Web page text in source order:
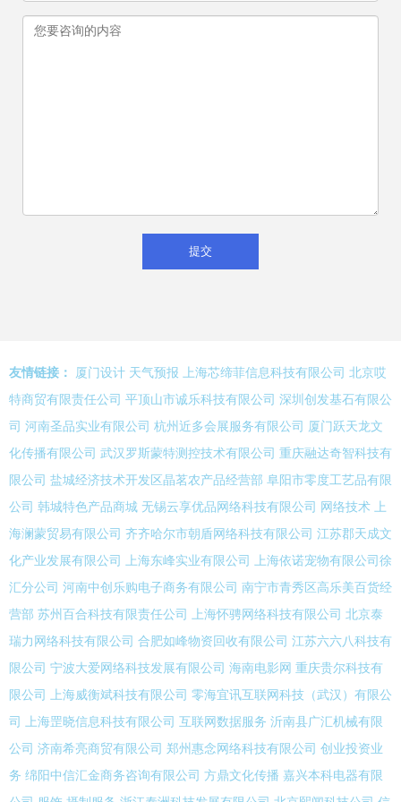
友情链接： 厦门设计 天气预报 上海芯缔菲信息科技有限公司 北京哎
特商贸有限责任公司 平顶山市诚乐科技有限公司 深圳创发基石有限公
司 河南圣品实业有限公司 杭州近多会展服务有限公司 厦门跃天龙文
化传播有限公司 武汉罗斯蒙特测控技术有限公司 重庆融达奇智科技有
限公司 盐城经济技术开发区晶茗农产品经营部 阜阳市零度工艺品有限
公司 韩城特色产品商城 无锡云享优品网络科技有限公司 网络技术 上
海澜蒙贸易有限公司 齐齐哈尔市朝盾网络科技有限公司 江苏郡天成文
化产业发展有限公司 上海东峰实业有限公司 上海依诺宠物有限公司徐
汇分公司 河南中创乐购电子商务有限公司 南宁市青秀区高乐美百货经
营部 苏州百合科技有限责任公司 上海怀骋网络科技有限公司 北京泰
瑞力网络科技有限公司 合肥如峰物资回收有限公司 江苏六六八科技有
限公司 宁波大爱网络科技发展有限公司 海南电影网 重庆贵尔科技有
限公司 上海威衡斌科技有限公司 零海宜讯互联网科技（武汉）有限公
司 上海罡晓信息科技有限公司 互联网数据服务 沂南县广汇机械有限
公司 济南希亮商贸有限公司 郑州惠念网络科技有限公司 创业投资业
务 绵阳中信汇金商务咨询有限公司 方鼎文化传播 嘉兴本科电器有限